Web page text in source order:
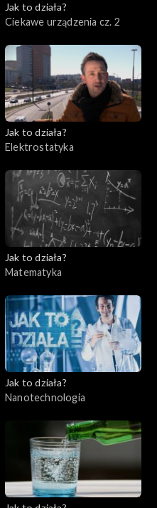
Jak to działa?
Ciekawe urządzenia cz. 2
Jak to działa?
Elektrostatyka
Jak to działa?
Matematyka
Jak to działa?
Nanotechnologia